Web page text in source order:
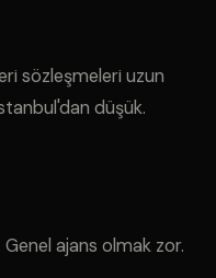
sözleşmeleri uzun
düşük.
ajans olmak zor.